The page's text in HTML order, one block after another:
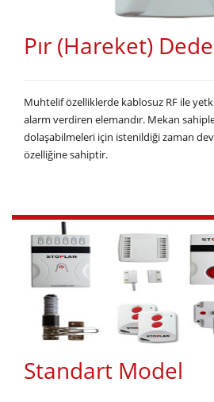
Pır (Hareket)
Muhtelif özelliklerde kablosuz RF ile
alarm verdiren elemandır. Mekan
dolaşabilmeleri için istenildiği zaman
özelliğine sahiptir.
Standart Model